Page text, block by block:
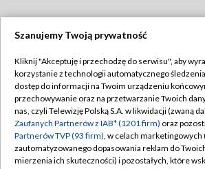
TVP
Abonament TVP
Emisja w TVP
Centrum informacji TVP
Naziemna Telewizja Cyfrowa
Regulamin TVP
Polityka
Moje zgody
Szanujemy Twoją prywatność
Kliknij "Akceptuję i przechodzę do serwisu", aby
korzystanie z technologii automatycznego
dostęp do informacji na Twoim urządzeniu
przechowywanie oraz na przetwarzanie Twoich
nas, czyli Telewizję Polską S.A. w likwidacji (zwaną
Zaufanych Partnerów z IAB* (1201 firm) oraz
Partnerów TVP (93 firm), w celach marketingowych
zautomatyzowanego dopasowania reklam do
mierzenia ich skuteczności) i pozostałych, które